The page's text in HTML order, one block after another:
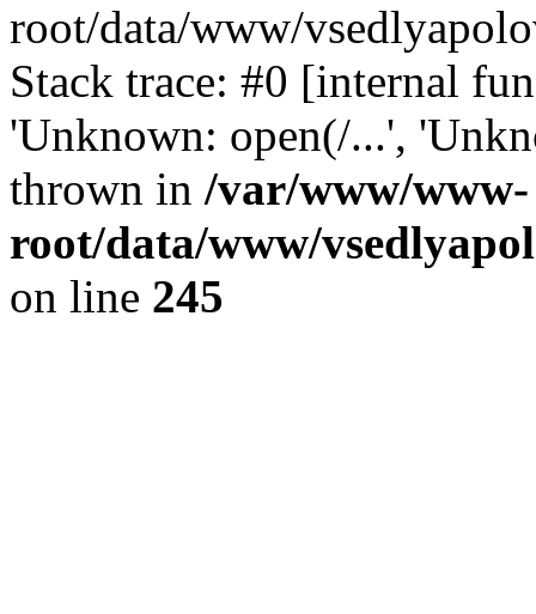
root/data/www/
Stack trace: #0 [internal
'Unknown: open(/...',
thrown in /var/www/www-
root/data/www/
on line 245